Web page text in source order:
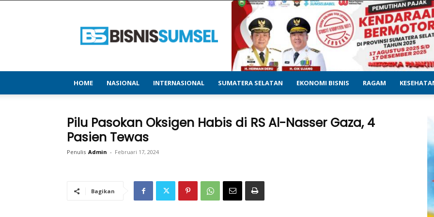
–
Menyajikan
&
Terupdate
HOME NASIONAL INTERNASIONAL SUMATERA SELATAN EKONOMI BISNIS RAGAM
Pilu Pasokan Oksigen Habis di RS Al-Nasser Gaza, 4
Pasien Tewas
Penulis Admin - Februari 17, 2024
Bagikan